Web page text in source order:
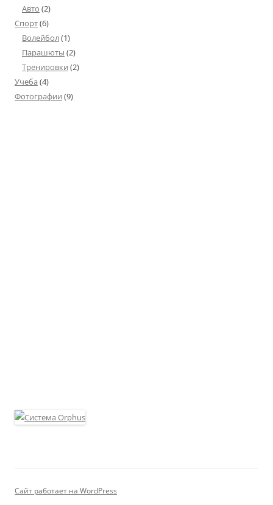
Авто (2)
Спорт(6)
Волейбол(1)
Парашюты (2)
Тренировки (2)
Учеба (4)
Фотографии (9)
Сайт работает на WordPress